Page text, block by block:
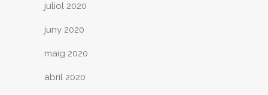
juliol 2020
juny 2020
maig 2020
abril 2020